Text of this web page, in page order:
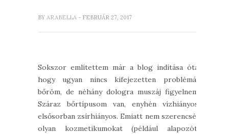
BY ARABELLA - FEBRUÁR 27, 2017
Sokszor említettem már a blog indítása óta,
hogy ugyan nincs kifejezetten problémás
bőröm, de néhány dologra muszáj figyelnem.
Száraz bőrtípusom van, enyhén vízhiányos,
elsősorban zsírhiányos. Emiatt nem szerencsés
olyan kozmetikumokat (például alapozót)